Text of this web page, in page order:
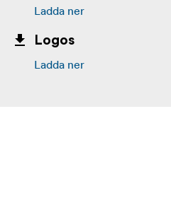
Ladda ner
Logos
Ladda ner